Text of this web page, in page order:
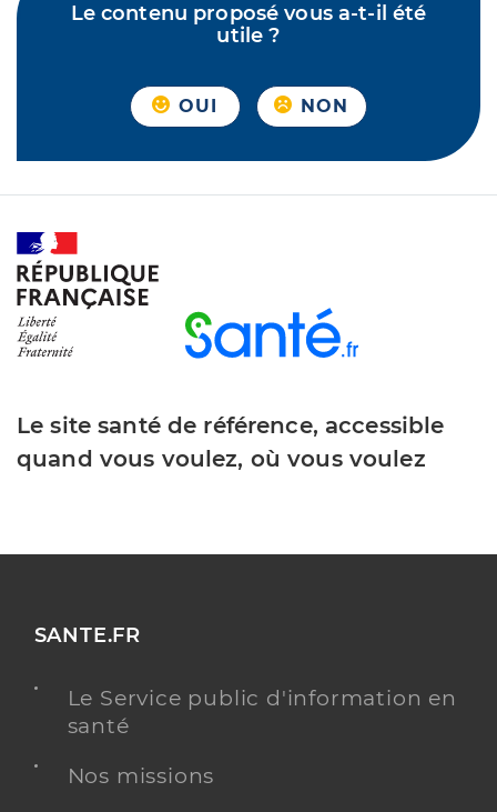
Le contenu proposé vous a-t-il été
utile ?
OUI NON
Le site santé de référence, accessible
quand vous voulez, où vous voulez
SANTE.FR
Le Service public d'information en
santé
Nos missions